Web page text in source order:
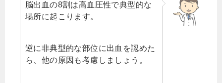
脳出血の8割は高血圧性で典型的な
場所に起こります。
逆に非典型的な部位に出血を認めた
ら、他の原因も考慮しましょう。